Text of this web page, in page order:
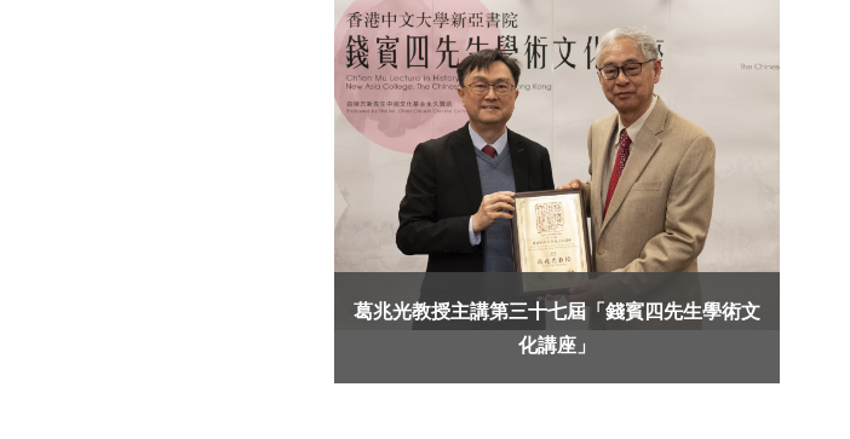
葛兆光教授主講第三十七屆「錢賓四先生學術文
化講座」